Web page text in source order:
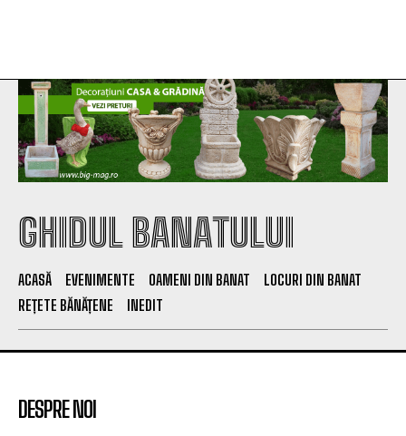
GHIDUL BANATULUI
ACASĂ EVENIMENTE OAMENI DIN BANAT
LOCURI DIN BANAT
REȚETE BĂNĂȚENE
INEDIT
DESPRE NOI